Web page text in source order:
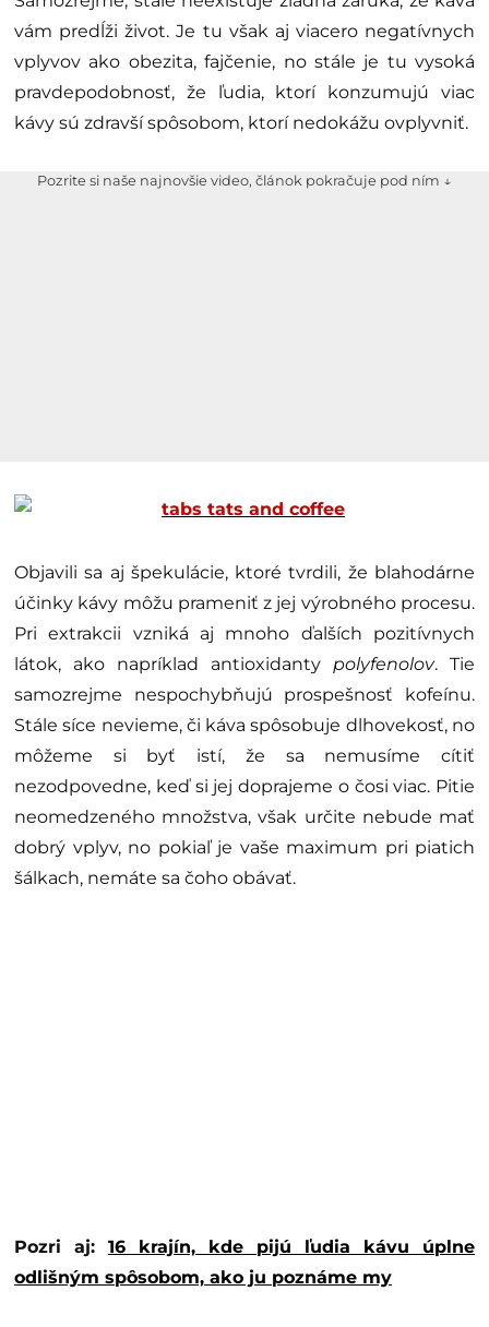
vám predĺži život. Je tu však aj viacero negatívnych
vplyvov ako obezita, fajčenie, no stále je tu vysoká
pravdepodobnosť, že ľudia, ktorí konzumujú viac
kávy sú zdravší spôsobom, ktorí nedokážu ovplyvniť.
Pozrite si naše najnovšie video, článok pokračuje pod ním ↓
Objavili sa aj špekulácie, ktoré tvrdili, že blahodárne
účinky kávy môžu prameniť z jej výrobného procesu.
Pri extrakcii vzniká aj mnoho ďalších pozitívnych
látok, ako napríklad antioxidanty polyfenolov. Tie
samozrejme nespochybňujú prospešnosť kofeínu.
Stále síce nevieme, či káva spôsobuje dlhovekosť, no
môžeme si byť istí, že sa nemusíme cítiť
nezodpovedne, keď si jej doprajeme o čosi viac. Pitie
neomedzeného množstva, však určite nebude mať
dobrý vplyv, no pokiaľ je vaše maximum pri piatich
šálkach, nemáte sa čoho obávať.
Pozri aj: 16 krajín, kde pijú ľudia kávu úplne
odlišným spôsobom, ako ju poznáme my